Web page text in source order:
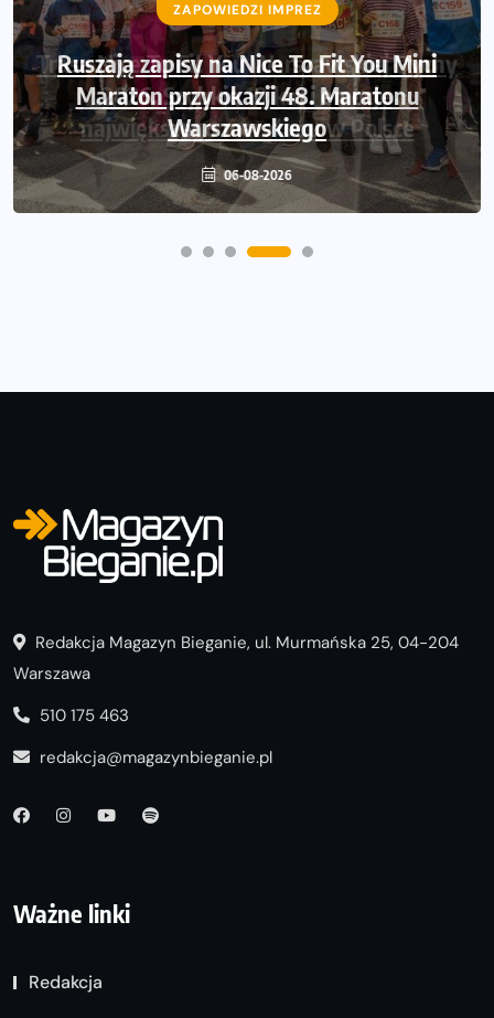
ZAPOWIEDZI IMPREZ
Ruszają zapisy na Nice To Fit You Mini
Maraton przy okazji 48. Maratonu
Warszawskiego
06-08-2026
Redakcja Magazyn Bieganie, ul. Murmańska 25, 04-204
Warszawa
510 175 463
redakcja@magazynbieganie.pl
Ważne linki
Redakcja